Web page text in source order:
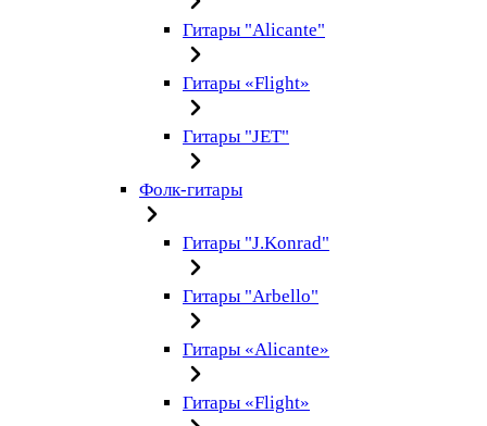
Гитары "Alicante"
Гитары «Flight»
Гитары "JET"
Фолк-гитары
Гитары "J.Konrad"
Гитары "Arbello"
Гитары «Alicante»
Гитары «Flight»